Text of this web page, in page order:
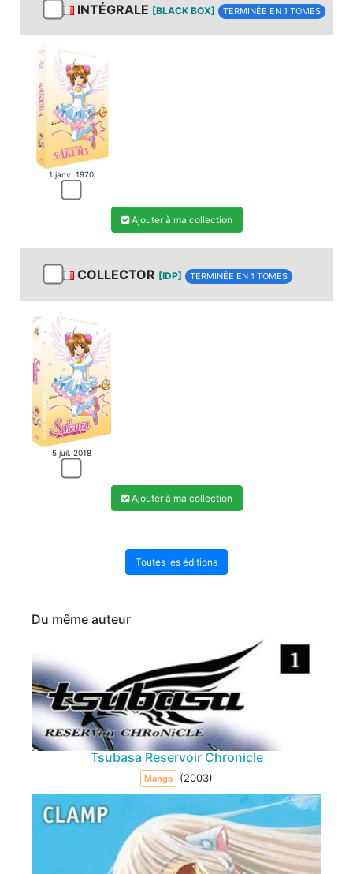
INTÉGRALE [BLACK BOX] TERMINÉE EN 1 TOMES
1 janv. 1970
Ajouter à ma collection
COLLECTOR [IDP] TERMINÉE EN 1 TOMES
5 juil. 2018
Ajouter à ma collection
Toutes les éditions
Du même auteur
Tsubasa Reservoir Chronicle
Manga (2003)